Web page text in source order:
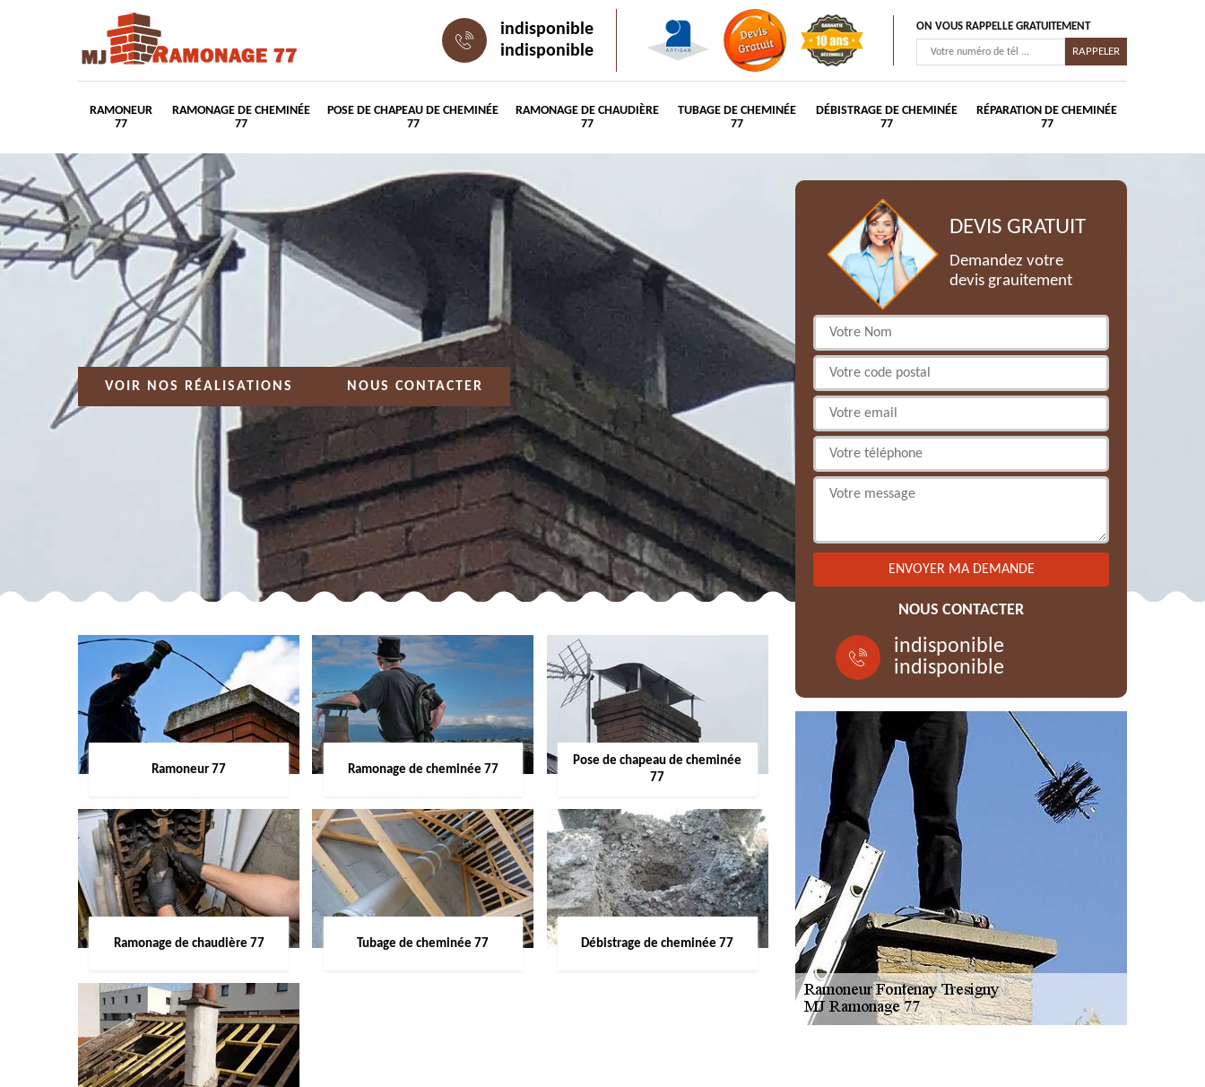
indisponible
indisponible
ON VOUS RAPPELLE GRATUITEMENT
RAMONEUR
77
RAMONAGE DE CHEMINÉE
77
POSE DE CHAPEAU DE CHEMINÉE
77
RAMONAGE DE CHAUDIÈRE
77
TUBAGE DE CHEMINÉE
77
DÉBISTRAGE DE CHEMINÉE
77
RÉPARATION DE CHEMINÉE
77
VOIR NOS RÉALISATIONS NOUS CONTACTER
Ramoneur 77 Ramonage de cheminée 77
Pose de chapeau de cheminée
77
Ramonage de chaudière 77 Tubage de cheminée 77 Débistrage de cheminée 77
DEVIS GRATUIT
Demandez votre
devis grauitement
NOUS CONTACTER
indisponible
indisponible